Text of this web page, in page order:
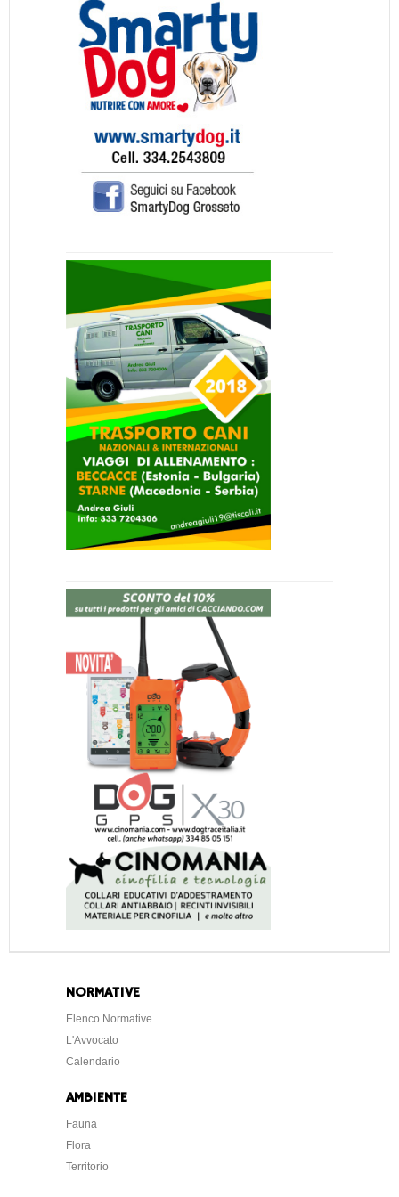
NORMATIVE
Elenco Normative
L'Avvocato
Calendario
AMBIENTE
Fauna
Flora
Territorio